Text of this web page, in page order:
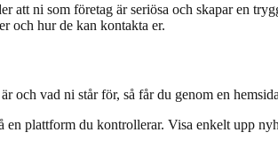
ni som företag är seriösa och skapar en
och hur de kan kontakta er.
och vad ni står för, så får du genom en
plattform du kontrollerar. Visa enkelt upp